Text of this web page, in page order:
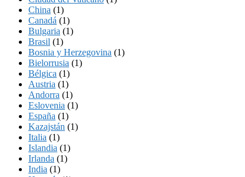
China (1)
Canadá (1)
Bulgaria (1)
Brasil (1)
Bosnia y Herzegovina (1)
Bielorrusia (1)
Bélgica (1)
Austria (1)
Andorra (1)
Eslovenia (1)
España (1)
Kazajstán (1)
Italia (1)
Islandia (1)
Irlanda (1)
India (1)